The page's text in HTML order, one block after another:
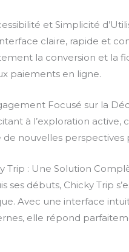
et Simplicité
claire, rapide et
la conversion et la
paiements en ligne.
Focusé sur la
à l’exploration
de nouvelles perspectives
Trip : Une Solution
ses débuts, Chicky Trip
Avec une interface
elle répond